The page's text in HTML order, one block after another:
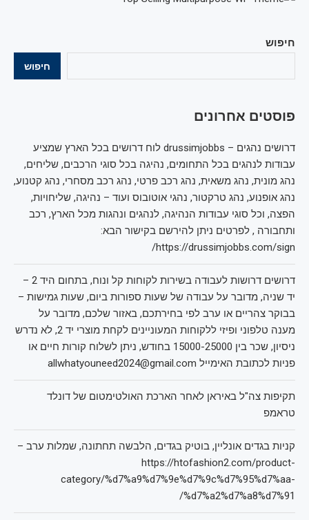
חיפוש
חיפוש
פוסטים אחרונים
דרושים נהגים – drussimjobbs לוח דרושים בכל הארץ שמציע
עבודות לנהגים בכל התחומים, נהיגה בכל סוגי הרכבים, שליחים,
נהג מונית, נהג משאית, נהג רכב פרטי, נהג רכב מסחרי, נהג קטנוע,
נהג אופנוע, נהג טרקטור, נהגי אוטובוס ועוד – נהיגה, שליחויות,
הפצה, וכל סוגי עבודות הנהיגה, לנהגים ונהגות מכל הארץ, רכב
ותחבורה , לפרטים ניתן להירשם בקישור הבא:
https://drussimjobbs.com/sign/
דרושים דרושות לעבודה בשירות לקוחות קל ונוח, בתחום היד 2 –
יד שניה, מדובר על עבודה של שעות ספורות ביום, שעות גמישות –
בבוקר צהריים או ערב לפי בחירתכם, באזור שלכם, מדובר על
מענה טלפוני ופיזי ללקוחות המעוניינים לקחת מוצרי יד 2, לא נדרש
ניסיון, שכר בין 15000-25000 בחודש, ניתן לשלוח קורות חיים או
פניות לכתובת האימייל allwhatyouneed2024@gmail.com
תקיפות צה"ל באיראן לאחר הארכת האולטימטום של דונלד
טראמפ
קניות בגדים אונליין, בוטיק בגדים, הלבשה תחתונה, שמלות ערב –
https://htofashion2.com/product-
category/%d7%a9%d7%9e%d7%9c%d7%95%d7%aa-
%d7%a2%d7%a8%d7%91/